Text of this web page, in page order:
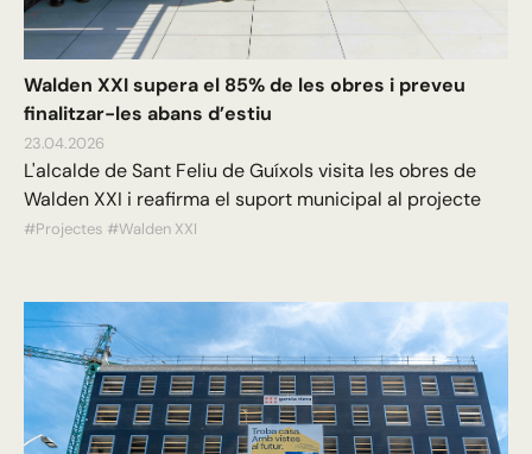
Walden XXI supera el 85% de les obres i preveu
finalitzar-les abans d’estiu
23.04.2026
L'alcalde de Sant Feliu de Guíxols visita les obres de
Walden XXI i reafirma el suport municipal al projecte
#Projectes #Walden XXI